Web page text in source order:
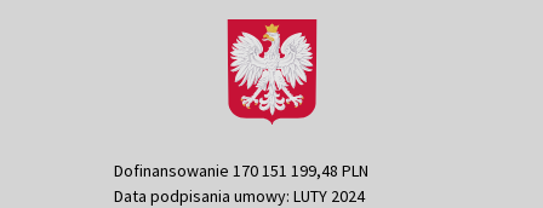
Dofinansowanie 170 151 199,48 PLN
Data podpisania umowy: LUTY 2024